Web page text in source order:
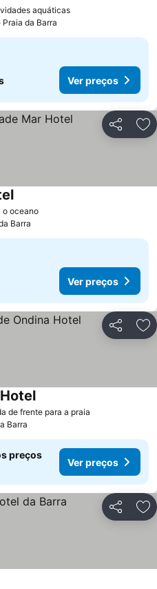
aquáticas
Praia da Barra
Ver preços
Partilhar
o oceano
Barra
Ver preços
Partilhar
de frente para a praia
Barra
preços
Ver preços
Partilhar